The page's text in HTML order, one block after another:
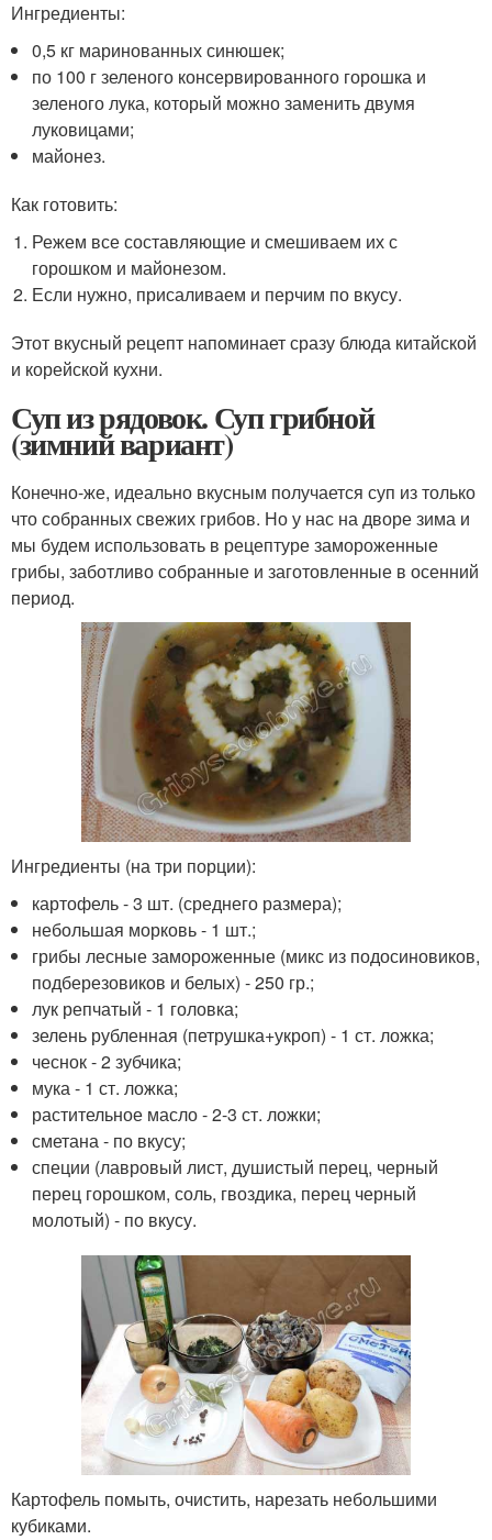
Ингредиенты:
0,5 кг маринованных синюшек;
по 100 г зеленого консервированного горошка и
зеленого лука, который можно заменить двумя
луковицами;
майонез.
Как готовить:
Режем все составляющие и смешиваем их с
горошком и майонезом.
Если нужно, присаливаем и перчим по вкусу.
Этот вкусный рецепт напоминает сразу блюда китайской
и корейской кухни.
Суп из рядовок. Суп грибной
(зимний вариант)
Конечно-же, идеально вкусным получается суп из только
что собранных свежих грибов. Но у нас на дворе зима и
мы будем использовать в рецептуре замороженные
грибы, заботливо собранные и заготовленные в осенний
период.
Ингредиенты (на три порции):
картофель - 3 шт. (среднего размера);
небольшая морковь - 1 шт.;
грибы лесные замороженные (микс из подосиновиков,
подберезовиков и белых) - 250 гр.;
лук репчатый - 1 головка;
зелень рубленная (петрушка+укроп) - 1 ст. ложка;
чеснок - 2 зубчика;
мука - 1 ст. ложка;
растительное масло - 2-3 ст. ложки;
сметана - по вкусу;
специи (лавровый лист, душистый перец, черный
перец горошком, соль, гвоздика, перец черный
молотый) - по вкусу.
Картофель помыть, очистить, нарезать небольшими
кубиками.